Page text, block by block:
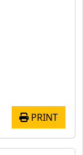
PRINT